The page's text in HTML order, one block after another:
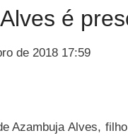
é
de 2018 17:59
Azambuja Alves,